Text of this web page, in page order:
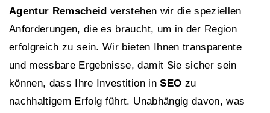
Agentur Remscheid verstehen wir die speziellen
Anforderungen, die es braucht, um in der Region
erfolgreich zu sein. Wir bieten Ihnen transparente
und messbare Ergebnisse, damit Sie sicher sein
können, dass Ihre Investition inSEO zu
nachhaltigem Erfolg führt. Unabhängig davon, was